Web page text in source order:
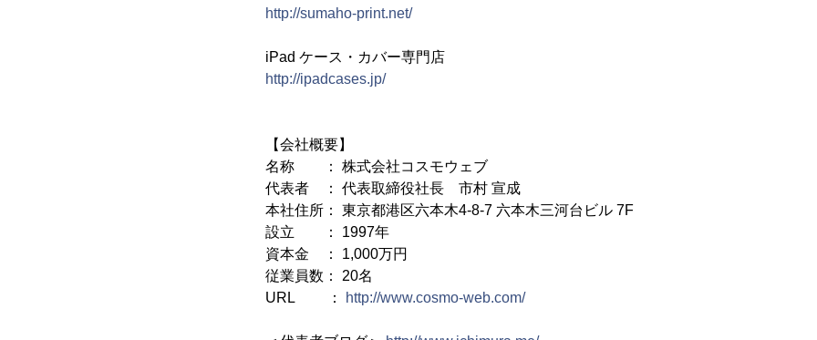
http://sumaho-print.net/
iPad ケース・カバー専門店
http://ipadcases.jp/
【会社概要】
名称 ： 株式会社コスモウェブ
代表者 ： 代表取締役社長 市村 宣成
本社住所： 東京都港区六本木4-8-7 六本木三河台ビル 7F
設立 ： 1997年
資本金 ： 1,000万円
従業員数： 20名
URL ：
http://www.cosmo-web.com/